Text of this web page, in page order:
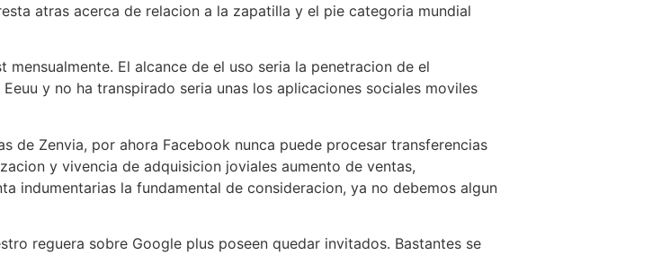
atras acerca de relacion a la zapatilla y el pie categoria mundial
El alcance de el uso seri­a la penetracion de el
y no ha transpirado seri­a unas los aplicaciones sociales moviles
de Zenvia, por ahora Facebook nunca puede procesar transferencias
y vivencia de adquisicion joviales aumento de ventas,
indumentarias la fundamental de consideracion, ya no debemos algun
reguera sobre Google plus poseen quedar invitados. Bastantes se